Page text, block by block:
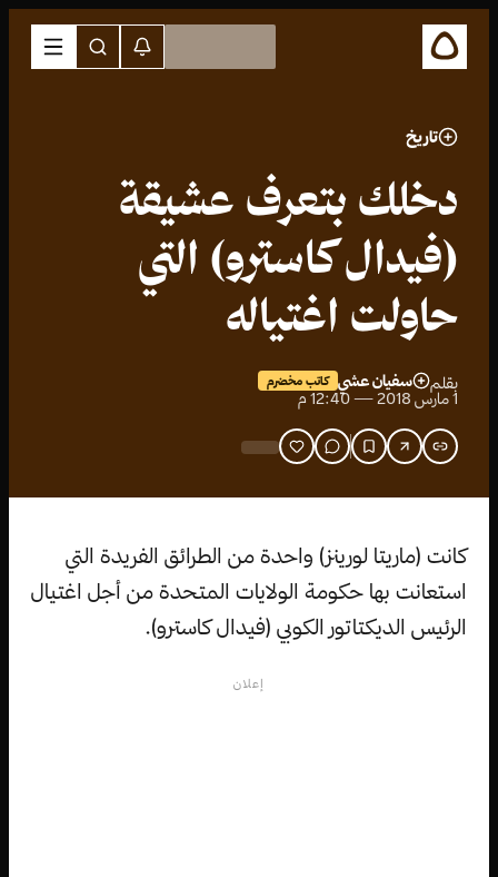
تاريخ
دخلك بتعرف عشيقة
(فيدال كاسترو) التي
حاولت اغتياله
بقلم سفيان عشي كاتب مخضرم
1 مارس 2018 — 12:40 م
كانت (ماريتا لورينز) واحدة من الطرائق الفريدة التي
استعانت بها حكومة الولايات المتحدة من أجل اغتيال
الرئيس الديكتاتور الكوبي (فيدال كاسترو).
إعلان